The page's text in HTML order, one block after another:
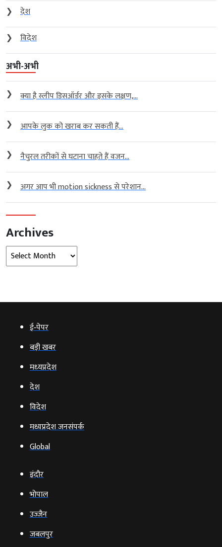
❯
देश
❯
विदेश
अभी-अभी
❯ क्या है स्लीप डिसऑर्डर और इसके लक्षण,...
❯ आपके लुक को खराब कर सकती हैं...
❯ नैचुरल तरीकों से घटाना चाहते हैं वजन...
❯ अगर आप भी motion sickness से परेशान...
Archives
Archives
ई‑पेपर
बड़ी खबर
मध्‍यप्रदेश
देश
विदेश
मध्यप्रदेश जनसंपर्क
Global
इंदौर
भोपाल
उज्‍जैन
जबलपुर